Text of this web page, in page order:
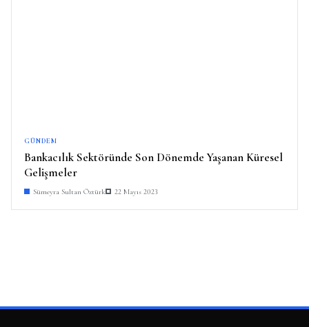
GÜNDEM
Bankacılık Sektöründe Son Dönemde Yaşanan Küresel
Gelişmeler
Sümeyra Sultan Öztürk 22 Mayıs 2023